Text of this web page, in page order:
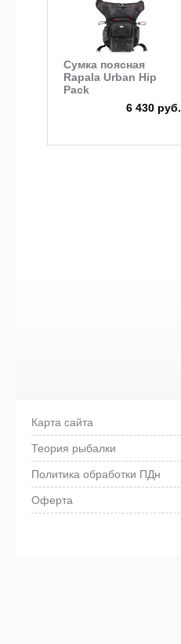
Сумка поясная
Rapala Urban Hip
Pack
6 430 руб.
Карта сайта
Теория рыбалки
Политика обработки ПДн
Оферта